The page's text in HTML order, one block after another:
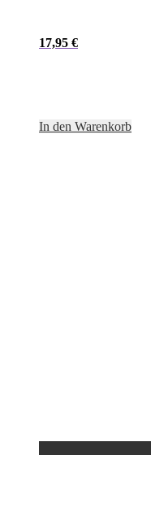
17,95 €
In den Warenkorb